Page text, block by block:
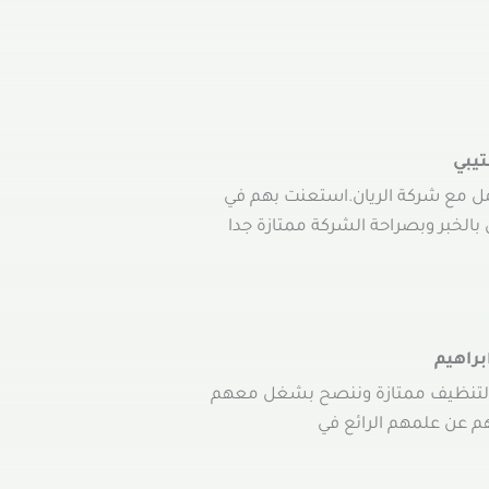
مع شركة الريان.استعنت بهم في
وبصراحة الشركة ممتازة جدا
ممتازة وننصح بشغل معهم
عن علمهم الرائع في